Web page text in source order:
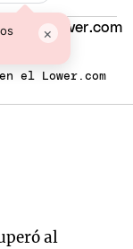
×
el Lower.com
al